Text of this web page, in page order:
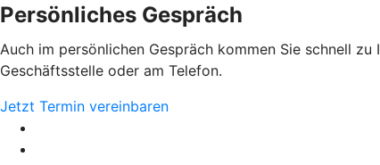
Persönliches Gespräch
Auch im persönlichen Gespräch kommen Sie schnell
Geschäftsstelle oder am Telefon.
Jetzt Termin vereinbaren